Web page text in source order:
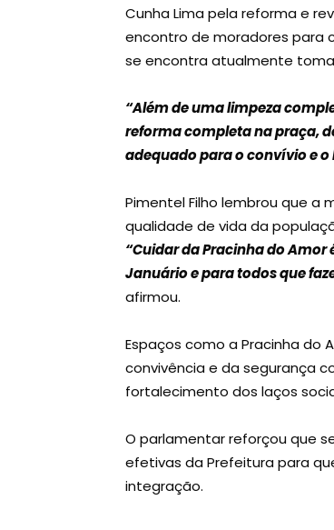
Cunha Lima pela reforma e
encontro de moradores para
se encontra atualmente
“Além de uma limpeza
reforma completa na praça,
adequado para o convívio e o
Pimentel Filho lembrou que a
qualidade de vida da
“Cuidar da Pracinha do
Januário e para todos que
afirmou.
Espaços como a Pracinha
convivência e da segurança
fortalecimento dos laços
O parlamentar reforçou que
efetivas da Prefeitura para
integração.